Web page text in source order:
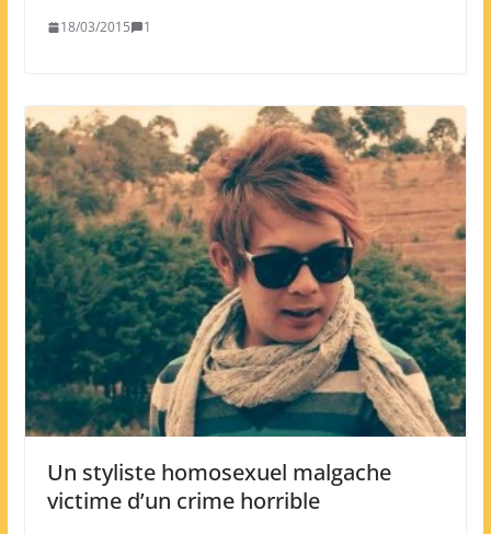
18/03/2015 1
Un styliste homosexuel malgache
victime d’un crime horrible